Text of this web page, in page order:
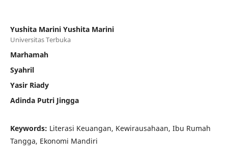
Yushita Marini Yushita Marini
Universitas Terbuka
Marhamah
Syahril
Yasir Riady
Adinda Putri Jingga
Keywords: Literasi Keuangan, Kewirausahaan, Ibu Rumah
Tangga, Ekonomi Mandiri